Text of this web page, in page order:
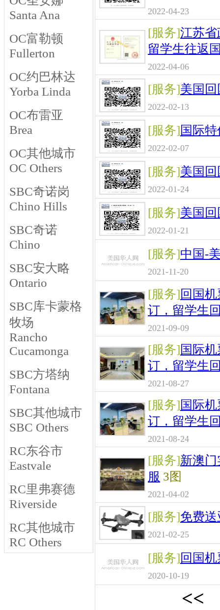
Santa Ana
OC富勒顿
Fullerton
OC约巴林达
Yorba Linda
OC布雷亚
Brea
OC其他城市
OC Others
SBC奇诺岗
Chino Hills
SBC奇诺
Chino
SBC安大略
Ontario
SBC库卡蒙格
牧场
Rancho
Cucamonga
SBC方塔纳
Fontana
SBC其他城市
SBC Others
RC东谷市
Eastvale
RC里弗赛德
Riverside
RC其他城市
RC Others
2022-04-23
[服务]江苏
留学生往返
2022-04-06
[服务]美国
2022-02-13
[服务] 国际
2022-02-07
[服务]美国
2022-01-24
[服务]美国
2022-01-21
[服务]中国-
2021-11-20
[服务]回国
订，留学生
2021-09-09
[服务] 国际
订，留学生
2021-08-27
[服务] 国际
订，留学生
2021-08-24
[服务]新澳
服 3图
2021-04-02
[服务]免费
2021-02-25
[服务]回国
2020-10-19
<<